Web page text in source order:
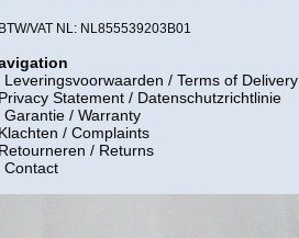
VAT NL: NL855539203B01
/ Terms of Delivery
Privacy Statement / Datenschutzrichtlinie
/ Warranty
Klachten / Complaints
Retourneren / Returns